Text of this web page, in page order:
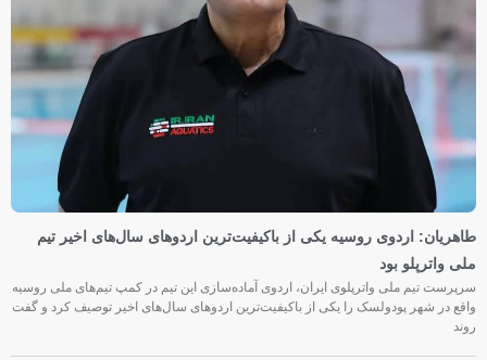
طاهریان: اردوی روسیه یکی از باکیفیت‌ترین اردوهای سال‌های اخیر تیم
ملی واترپلو بود
سرپرست تیم ملی واترپلوی ایران، اردوی آماده‌سازی این تیم در کمپ تیم‌های ملی روسیه
واقع در شهر پودولسک را یکی از باکیفیت‌ترین اردوهای سال‌های اخیر توصیف کرد و گفت
روند